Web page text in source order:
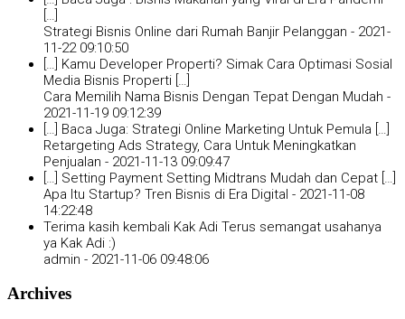
Strategi Bisnis Online dari Rumah Banjir Pelanggan - 2021-
11-22 09:10:50
[…] Kamu Developer Properti? Simak Cara Optimasi Sosial
Media Bisnis Properti […]
Cara Memilih Nama Bisnis Dengan Tepat Dengan Mudah -
2021-11-19 09:12:39
[…] Baca Juga: Strategi Online Marketing Untuk Pemula […]
Retargeting Ads Strategy, Cara Untuk Meningkatkan
Penjualan - 2021-11-13 09:09:47
[…] Setting Payment Setting Midtrans Mudah dan Cepat […]
Apa Itu Startup? Tren Bisnis di Era Digital - 2021-11-08
14:22:48
Terima kasih kembali Kak Adi Terus semangat usahanya
ya Kak Adi :)
admin - 2021-11-06 09:48:06
Archives